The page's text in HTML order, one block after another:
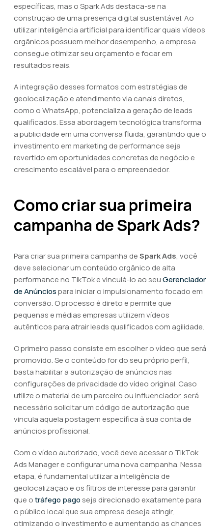
específicas, mas o Spark Ads destaca-se na
construção de uma presença digital sustentável. Ao
utilizar inteligência artificial para identificar quais vídeos
orgânicos possuem melhor desempenho, a empresa
consegue otimizar seu orçamento e focar em
resultados reais.
A integração desses formatos com estratégias de
geolocalização e atendimento via canais diretos,
como o WhatsApp, potencializa a geração de leads
qualificados. Essa abordagem tecnológica transforma
a publicidade em uma conversa fluida, garantindo que o
investimento em marketing de performance seja
revertido em oportunidades concretas de negócio e
crescimento escalável para o empreendedor.
Como criar sua primeira
campanha de Spark Ads?
Para criar sua primeira campanha deSpark Ads, você
deve selecionar um conteúdo orgânico de alta
performance no TikTok e vinculá-lo ao seuGerenciador
de Anúnciospara iniciar o impulsionamento focado em
conversão. O processo é direto e permite que
pequenas e médias empresas utilizem vídeos
autênticos para atrair leads qualificados com agilidade.
O primeiro passo consiste em escolher o vídeo que será
promovido. Se o conteúdo for do seu próprio perfil,
basta habilitar a autorização de anúncios nas
configurações de privacidade do vídeo original. Caso
utilize o material de um parceiro ou influenciador, será
necessário solicitar um código de autorização que
vincula aquela postagem específica à sua conta de
anúncios profissional.
Com o vídeo autorizado, você deve acessar o TikTok
Ads Manager e configurar uma nova campanha. Nessa
etapa, é fundamental utilizar a inteligência de
geolocalização e os filtros de interesse para garantir
que otráfego pago seja direcionado exatamente para
o público local que sua empresa deseja atingir,
otimizando o investimento e aumentando as chances